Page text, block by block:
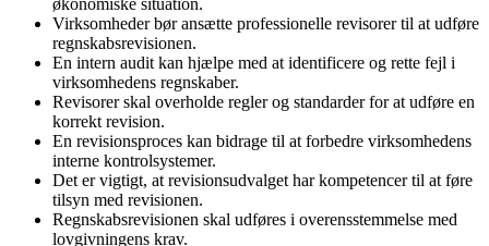
Virksomheder bør ansætte professionelle revisorer til at udføre
regnskabsrevisionen.
En intern audit kan hjælpe med at identificere og rette fejl i
virksomhedens regnskaber.
Revisorer skal overholde regler og standarder for at udføre en
korrekt revision.
En revisionsproces kan bidrage til at forbedre virksomhedens
interne kontrolsystemer.
Det er vigtigt, at revisionsudvalget har kompetencer til at føre
tilsyn med revisionen.
Regnskabsrevisionen skal udføres i overensstemmelse med
lovgivningens krav.